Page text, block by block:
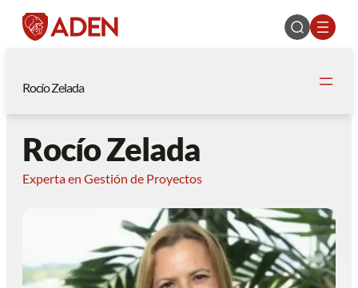
Rocío Zelada
Rocío Zelada
Experta en Gestión de Proyectos